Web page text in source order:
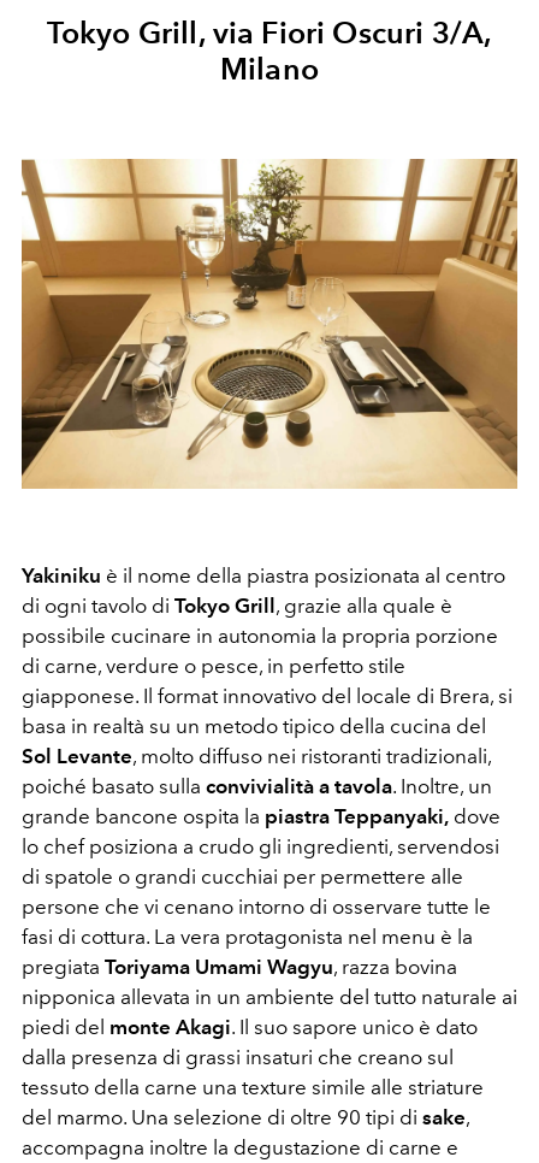
Tokyo Grill, via Fiori Oscuri 3/A,
Milano
Yakiniku è il nome della piastra posizionata al centro
di ogni tavolo di Tokyo Grill, grazie alla quale è
possibile cucinare in autonomia la propria porzione
di carne, verdure o pesce, in perfetto stile
giapponese. Il format innovativo del locale di Brera, si
basa in realtà su un metodo tipico della cucina del
Sol Levante, molto diffuso nei ristoranti tradizionali,
poiché basato sulla convivialità a tavola. Inoltre, un
grande bancone ospita la piastra Teppanyaki, dove
lo chef posiziona a crudo gli ingredienti, servendosi
di spatole o grandi cucchiai per permettere alle
persone che vi cenano intorno di osservare tutte le
fasi di cottura. La vera protagonista nel menu è la
pregiata Toriyama Umami Wagyu, razza bovina
nipponica allevata in un ambiente del tutto naturale ai
piedi del monte Akagi. Il suo sapore unico è dato
dalla presenza di grassi insaturi che creano sul
tessuto della carne una texture simile alle striature
del marmo. Una selezione di oltre 90 tipi di sake,
accompagna inoltre la degustazione di carne e